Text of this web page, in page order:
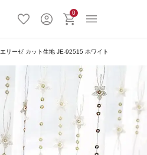
0
エリーゼ カット生地 JE-92515 ホワイト